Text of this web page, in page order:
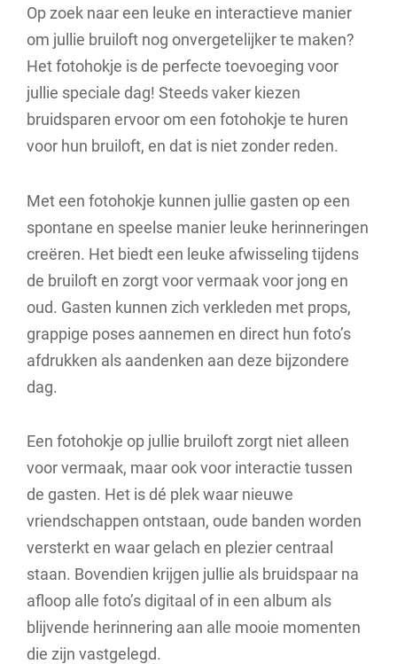
Op zoek naar een leuke en interactieve manier
om jullie bruiloft nog onvergetelijker te maken?
Het fotohokje is de perfecte toevoeging voor
jullie speciale dag! Steeds vaker kiezen
bruidsparen ervoor om een fotohokje te huren
voor hun bruiloft, en dat is niet zonder reden.
Met een fotohokje kunnen jullie gasten op een
spontane en speelse manier leuke herinneringen
creëren. Het biedt een leuke afwisseling tijdens
de bruiloft en zorgt voor vermaak voor jong en
oud. Gasten kunnen zich verkleden met props,
grappige poses aannemen en direct hun foto’s
afdrukken als aandenken aan deze bijzondere
dag.
Een fotohokje op jullie bruiloft zorgt niet alleen
voor vermaak, maar ook voor interactie tussen
de gasten. Het is dé plek waar nieuwe
vriendschappen ontstaan, oude banden worden
versterkt en waar gelach en plezier centraal
staan. Bovendien krijgen jullie als bruidspaar na
afloop alle foto’s digitaal of in een album als
blijvende herinnering aan alle mooie momenten
die zijn vastgelegd.